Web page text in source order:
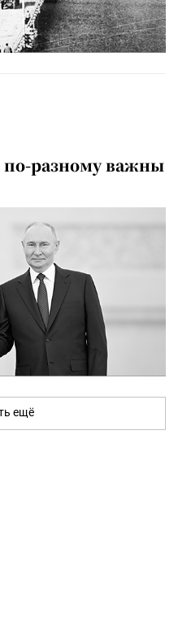
по-разному важны
ещё